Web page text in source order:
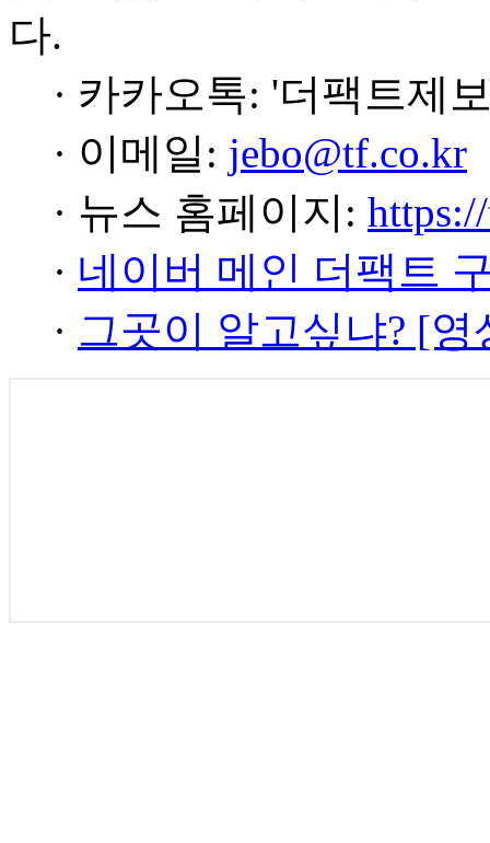
다.
· 카카오톡: '더팩트제
· 이메일: jebo@tf.co.kr
· 뉴스 홈페이지:
· 네이버 메인 더팩트
· 그곳이 알고싶냐? [